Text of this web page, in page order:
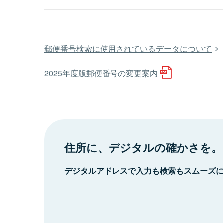
郵便番号検索に使用されているデータについて
2025年度版郵便番号の変更案内
住所に、デジタルの確かさを。
デジタルアドレスで入力も検索もスムーズ